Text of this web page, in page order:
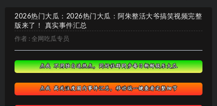
2026热门大瓜：2026热门大瓜：阿朱整活大爷搞笑视频完整
版来了！ 真实事件汇总
作者 : 全网吃瓜专员